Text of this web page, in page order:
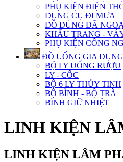
PHỤ KIỆN ĐIỆN
DỤNG CỤ ĐI MƯA
ĐỒ DÙNG DÃ
KHẨU TRANG -
PHỤ KIỆN CÔNG
ĐỒ UỐNG GIA DỤNG
BỘ LY UỐNG RƯỢU
LY - CỐC
BỘ 6 LY THỦY TINH
BỘ BÌNH - BỘ TRÀ
BÌNH GIỮ NHIỆT
LINH KIỆN
LINH KIỆN LÂM